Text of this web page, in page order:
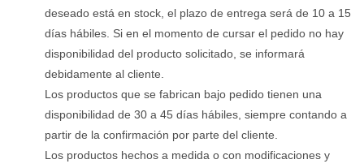
deseado está en stock, el plazo de entrega será de 10 a 15
días hábiles. Si en el momento de cursar el pedido no hay
disponibilidad del producto solicitado, se informará
debidamente al cliente.
Los productos que se fabrican bajo pedido tienen una
disponibilidad de 30 a 45 días hábiles, siempre contando a
partir de la confirmación por parte del cliente.
Los productos hechos a medida o con modificaciones y